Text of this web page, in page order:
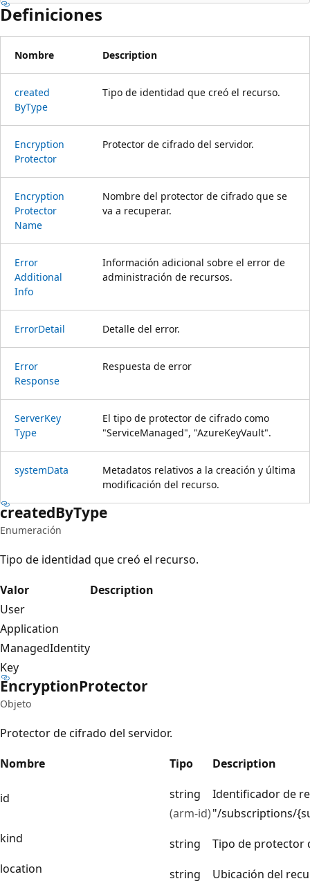
Definiciones
Nombre Description
created
ByType
Tipo de identidad que creó el recurso.
Encryption
Protector
Protector de cifrado del servidor.
Encryption
Protector
Name
Nombre del protector de cifrado que se
va a recuperar.
Error
Additional
Info
Información adicional sobre el error de
administración de recursos.
ErrorDetail Detalle del error.
Error
Response
Respuesta de error
ServerKey
Type
El tipo de protector de cifrado como
"ServiceManaged", "AzureKeyVault".
systemData
Metadatos relativos a la creación y última
modificación del recurso.
createdByType
Enumeración
Tipo de identidad que creó el recurso.
Valor
Description
User
Application
ManagedIdentity
Key
EncryptionProtector
Objeto
Protector de cifrado del servidor.
Nombre
Tipo Description
id
string
(arm-id)
Identificador de
"/subscriptions/
kind
string
Tipo de protector
location
string
Ubicación del